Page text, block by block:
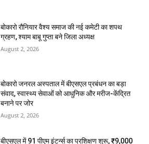
बोकारो रौनियार वैश्य समाज की नई कमेटी का शपथ
ग्रहण, श्याम बाबू गुप्ता बने जिला अध्यक्ष
August 2, 2026
बोकारो जनरल अस्पताल में बीएसएल प्रबंधन का बड़ा
संवाद, स्वास्थ्य सेवाओं को आधुनिक और मरीज-केंद्रित
बनाने पर जोर
August 2, 2026
बीएसएल में 91 पीएम इंटर्न्स का प्रशिक्षण शुरू, ₹9,000